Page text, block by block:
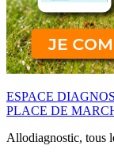
ESPACE
PLACE DE
Allodiagnostic, tous